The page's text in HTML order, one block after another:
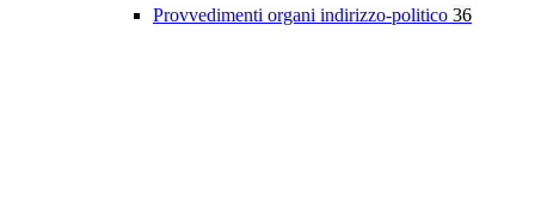
Provvedimenti organi indirizzo-politico 36